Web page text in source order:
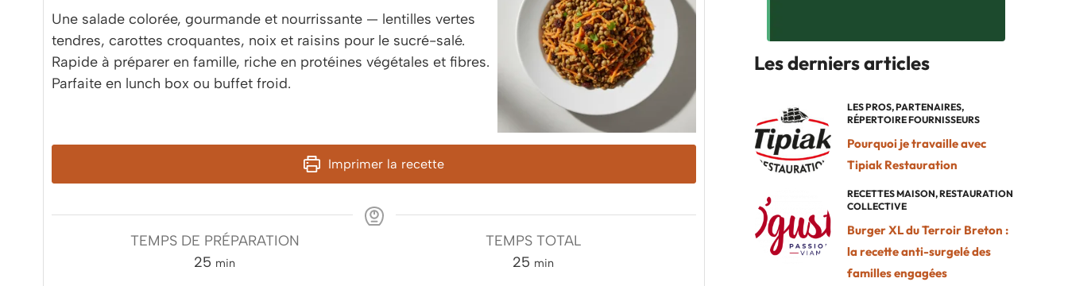
Une salade colorée, gourmande et nourrissante — lentilles vertes
tendres, carottes croquantes, noix et raisins pour le sucré-salé.
Rapide à préparer en famille, riche en protéines végétales et fibres.
Parfaite en lunch box ou buffet froid.
Imprimer la recette
TEMPS DE PRÉPARATION
25 minutes
min
TEMPS TOTAL
25minutes
min
Les derniers articles
LES PROS,PARTENAIRES,
RÉPERTOIRE FOURNISSEURS
Pourquoi je travaille avec
Tipiak Restauration
RECETTES MAISON,RESTAURATION
COLLECTIVE
Burger XL du Terroir Breton :
la recette anti-surgelé des
familles engagées